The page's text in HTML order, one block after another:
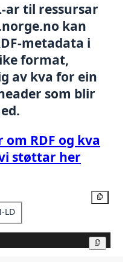
ar til ressursar
kan
metadata i
format,
av kva for ein
som blir
om RDF og kva
støttar her
LD